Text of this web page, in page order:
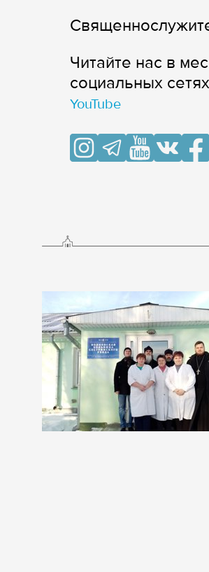
Читайте нас в
cоциальных
YouTube